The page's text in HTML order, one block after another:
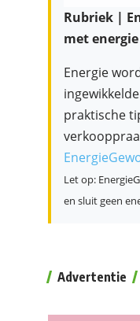
Rubriek |
met energie
Energie
praktische
Let op:
en sluit geen
Advertentie